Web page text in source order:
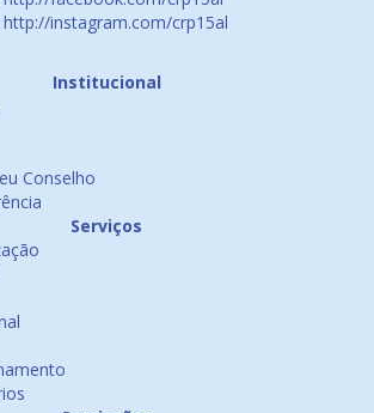
http://instagram.com/crp15al
Institucional
Conselho
Serviços